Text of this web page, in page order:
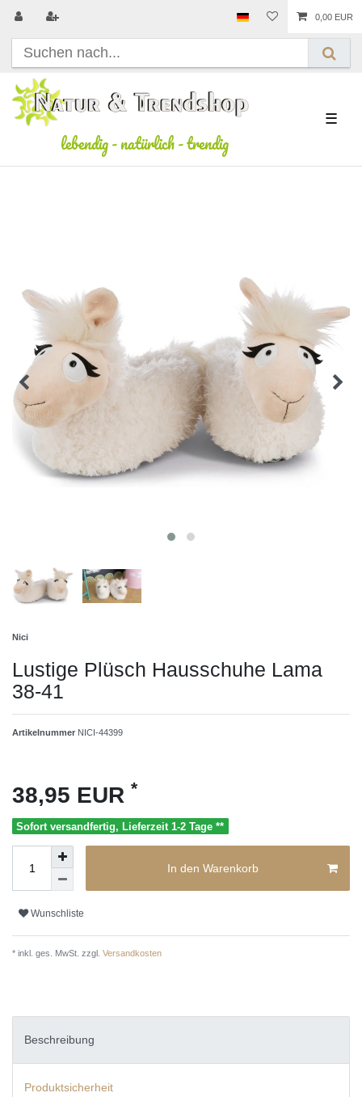
0,00 EUR
lebendig-natürlich-trendig
☰
Nici
Lustige Plüsch Hausschuhe Lama
38-41
Artikelnummer NICI-44399
38,95 EUR *
Sofort versandfertig, Lieferzeit 1-2 Tage **
In den Warenkorb
Wunschliste
* inkl. ges. MwSt. zzgl. Versandkosten
Beschreibung
Produktsicherheit